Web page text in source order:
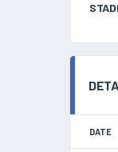
DATE